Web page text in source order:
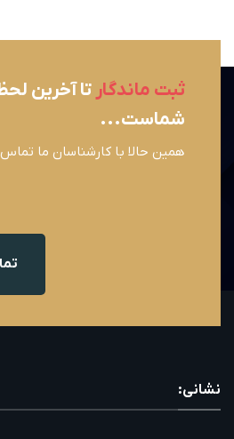
ثبت ماندگار تا آخرین
شماست...
همین حالا با کارشناسان ما تماس
نشانی: